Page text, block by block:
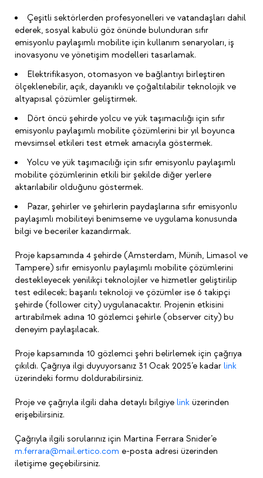
Çeşitli sektörlerden profesyonelleri ve vatandaşları dahil
ederek, sosyal kabulü göz önünde bulunduran sıfır
emisyonlu paylaşımlı mobilite için kullanım senaryoları, iş
inovasyonu ve yönetişim modelleri tasarlamak.
Elektrifikasyon, otomasyon ve bağlantıyı birleştiren
ölçeklenebilir, açık, dayanıklı ve çoğaltılabilir teknolojik ve
altyapısal çözümler geliştirmek.
Dört öncü şehirde yolcu ve yük taşımacılığı için sıfır
emisyonlu paylaşımlı mobilite çözümlerini bir yıl boyunca
mevsimsel etkileri test etmek amacıyla göstermek.
Yolcu ve yük taşımacılığı için sıfır emisyonlu paylaşımlı
mobilite çözümlerinin etkili bir şekilde diğer yerlere
aktarılabilir olduğunu göstermek.
Pazar, şehirler ve şehirlerin paydaşlarına sıfır emisyonlu
paylaşımlı mobiliteyi benimseme ve uygulama konusunda
bilgi ve beceriler kazandırmak.
Proje kapsamında 4 şehirde (Amsterdam, Münih, Limasol ve
Tampere) sıfır emisyonlu paylaşımlı mobilite çözümlerini
destekleyecek yenilikçi teknolojiler ve hizmetler geliştirilip
test edilecek; başarılı teknoloji ve çözümler ise 6 takipçi
şehirde (follower city) uygulanacaktır. Projenin etkisini
artırabilmek adına 10 gözlemci şehirle (observer city) bu
deneyim paylaşılacak.
Proje kapsamında 10 gözlemci şehri belirlemek için çağrıya
çıkıldı. Çağrıya ilgi duyuyorsanız 31 Ocak 2025’e kadar link
üzerindeki formu doldurabilirsiniz.
Proje ve çağrıyla ilgili daha detaylı bilgiye link üzerinden
erişebilirsiniz.
Çağrıyla ilgili sorularınız için Martina Ferrara Snider’e
m.ferrara@mail.ertico.com e-posta adresi üzerinden
iletişime geçebilirsiniz.